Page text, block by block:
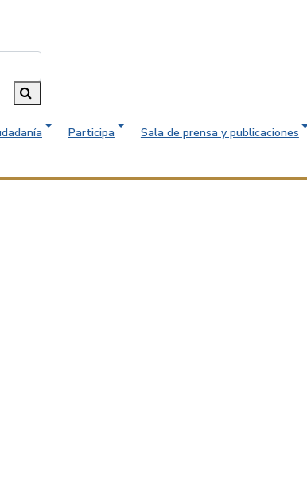
Participa Sala de prensa y publicaciones